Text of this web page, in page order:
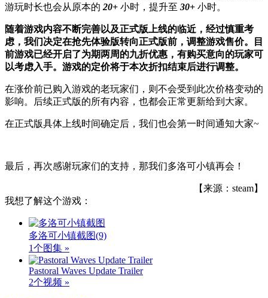
游玩时长也会从原本的 20+ 小时，提升至 30+ 小时。
随着游戏内容不断完善以及正式版上线的临近，经过慎重考
虑，我们决定在抢先体验版转向正式版前，调整游戏售价。目
前游戏已经开启了为期两周的九折优惠，有购买意向的玩家可
以考虑入手。游戏的定价将于本次折扣结束后进行调整。
在涨价前已购入游戏的老玩家们，则不会受到此次价格变动的
影响。后续正式版的所有内容，也都会正常更新给到大家。
在正式版具体上线时间确定后，我们也会第一时间通知大家~
最后，再次感谢玩家们的支持，那我们多洛可小镇再会！
【来源：steam】
我想了解这个游戏：
多洛可小镇截图(9)
1个图集 »
Pastoral Waves Update Trailer
2个视频 »